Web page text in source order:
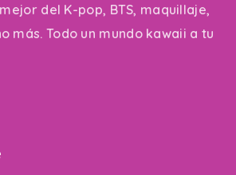
del K-pop, BTS, maquillaje,
más. Todo un mundo kawaii a tu